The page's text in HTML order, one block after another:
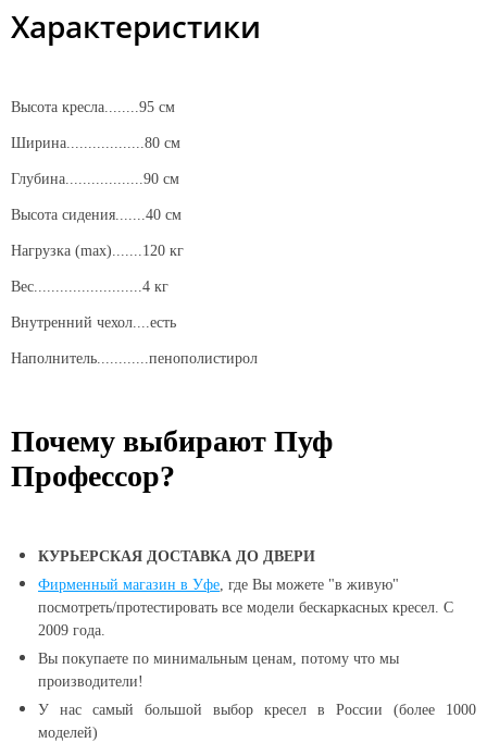
Характеристики
Высота кресла........95 см
Ширина..................80 см
Глубина..................90 см
Высота сидения.......40 см
Нагрузка (max).......120 кг
Вес.........................4 кг
Внутренний чехол....есть
Наполнитель............пенополистирол
Почему выбирают Пуф
Профессор?
КУРЬЕРСКАЯ ДОСТАВКА ДО ДВЕРИ
Фирменный магазин в Уфе , где Вы можете "в живую"
посмотреть/протестировать все модели бескаркасных кресел. С
2009 года.
Вы покупаете по минимальным ценам, потому что мы
производители!
У нас самый большой выбор кресел в России (более 1000
моделей)